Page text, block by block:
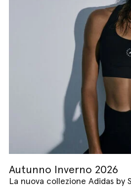
Autunno Inverno 2026
La nuova collezione Adidas by